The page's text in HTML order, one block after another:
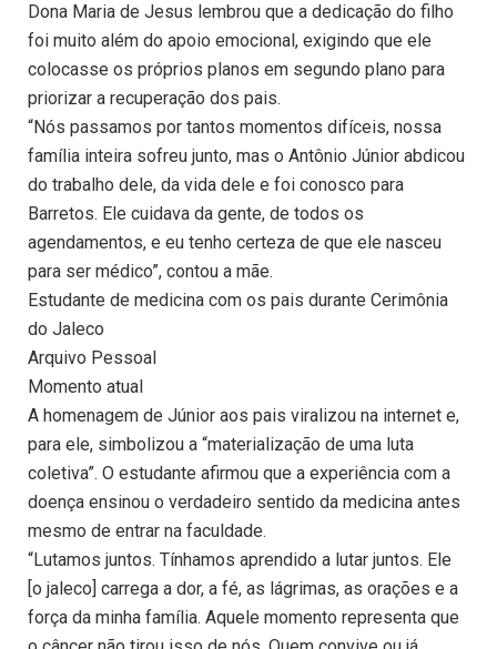
Dona Maria de Jesus lembrou que a dedicação do filho
foi muito além do apoio emocional, exigindo que ele
colocasse os próprios planos em segundo plano para
priorizar a recuperação dos pais.
“Nós passamos por tantos momentos difíceis, nossa
família inteira sofreu junto, mas o Antônio Júnior abdicou
do trabalho dele, da vida dele e foi conosco para
Barretos. Ele cuidava da gente, de todos os
agendamentos, e eu tenho certeza de que ele nasceu
para ser médico”, contou a mãe.
Estudante de medicina com os pais durante Cerimônia
do Jaleco
Arquivo Pessoal
Momento atual
A homenagem de Júnior aos pais viralizou na internet e,
para ele, simbolizou a “materialização de uma luta
coletiva”. O estudante afirmou que a experiência com a
doença ensinou o verdadeiro sentido da medicina antes
mesmo de entrar na faculdade.
“Lutamos juntos. Tínhamos aprendido a lutar juntos. Ele
[o jaleco] carrega a dor, a fé, as lágrimas, as orações e a
força da minha família. Aquele momento representa que